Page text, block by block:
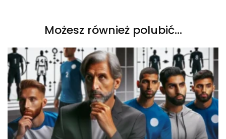
Możesz również polubić…